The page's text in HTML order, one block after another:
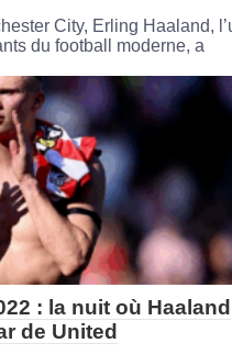
City, Erling Haaland,
du football moderne, a
: la nuit où Haaland
de United